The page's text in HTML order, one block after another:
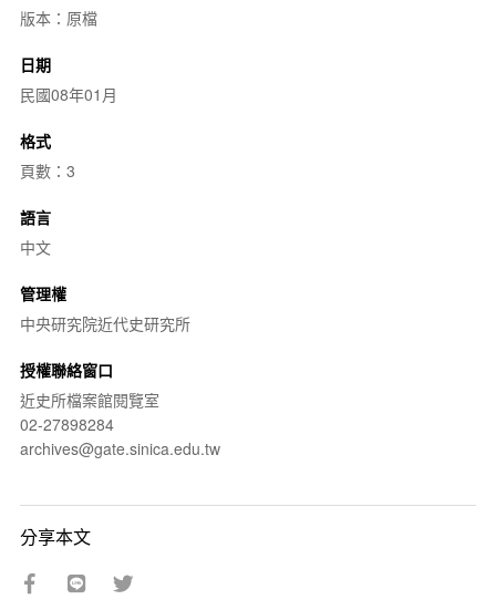
版本：原檔
日期
民國08年01月
格式
頁數：3
語言
中文
管理權
中央研究院近代史研究所
授權聯絡窗口
近史所檔案館閱覽室
02-27898284
archives@gate.sinica.edu.tw
分享本文